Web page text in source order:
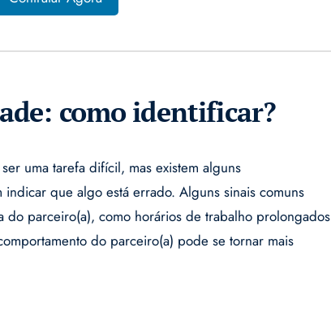
como identificar?
uma tarefa difícil, mas existem alguns
que algo está errado. Alguns sinais comuns
do parceiro(a), como horários de trabalho prolongados
do parceiro(a) pode se tornar mais